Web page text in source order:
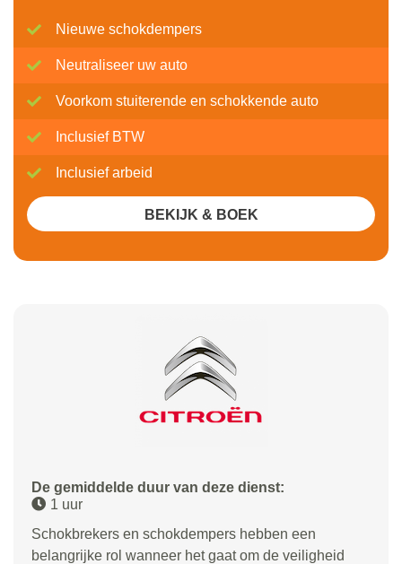
De gemiddelde duur van deze dienst:
1 uur
Schokbrekers en schokdempers hebben een
belangrijke rol wanneer het gaat om de veiligheid
Nieuwe schokdempers
Neutraliseer uw auto
Voorkom stuiterende en schokkende auto
Inclusief BTW
Inclusief arbeid
BEKIJK & BOEK